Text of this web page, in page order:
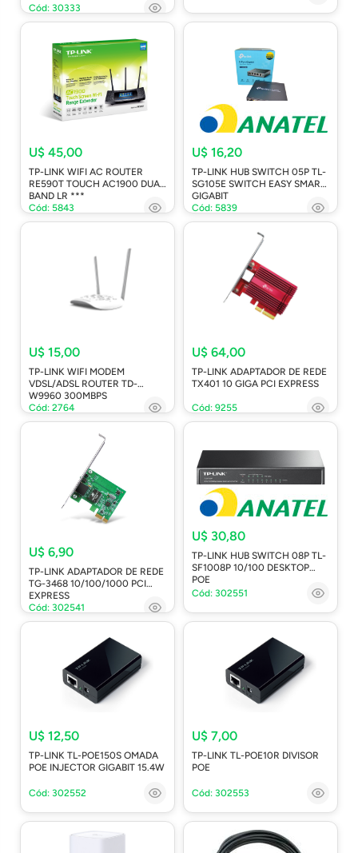
Cód: 30333
U$ 45,00
TP-LINK WIFI AC ROUTER
RE590T TOUCH AC1900 DUAL
BAND LR ***
Cód: 5843
U$ 16,20
TP-LINK HUB SWITCH 05P TL-
SG105E SWITCH EASY SMART
GIGABIT
Cód: 5839
U$ 15,00
TP-LINK WIFI MODEM
VDSL/ADSL ROUTER TD-
W9960 300MBPS
Cód: 2764
U$ 64,00
TP-LINK ADAPTADOR DE REDE
TX401 10 GIGA PCI EXPRESS
Cód: 9255
U$ 6,90
TP-LINK ADAPTADOR DE REDE
TG-3468 10/100/1000 PCI
EXPRESS
Cód: 302541
U$ 30,80
TP-LINK HUB SWITCH 08P TL-
SF1008P 10/100 DESKTOP
POE
Cód: 302551
U$ 12,50
TP-LINK TL-POE150S OMADA
POE INJECTOR GIGABIT 15.4W
Cód: 302552
U$ 7,00
TP-LINK TL-POE10R DIVISOR
POE
Cód: 302553